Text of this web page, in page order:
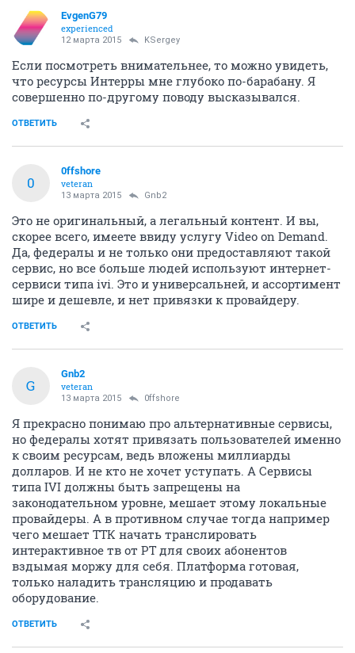
EvgenG79
experienced
12 марта 2015 KSergey
Если посмотреть внимательнее, то можно увидеть,
что ресурсы Интерры мне глубоко по-барабану. Я
совершенно по-другому поводу высказывался.
ОТВЕТИТЬ
0
0ffshore
veteran
13 марта 2015 Gnb2
Это не оригинальный, а легальный контент. И вы,
скорее всего, имеете ввиду услугу Video on Demand.
Да, федералы и не только они предоставляют такой
сервис, но все больше людей используют интернет-
сервиси типа ivi. Это и универсальней, и ассортимент
шире и дешевле, и нет привязки к провайдеру.
ОТВЕТИТЬ
G
Gnb2
veteran
13 марта 2015 0ffshore
Я прекрасно понимаю про альтернативные сервисы,
но федералы хотят привязать пользователей именно
к своим ресурсам, ведь вложены миллиарды
долларов. И не кто не хочет уступать. А Сервисы
типа IVI должны быть запрещены на
законодательном уровне, мешает этому локальные
провайдеры. А в противном случае тогда например
чего мешает ТТК начать транслировать
интерактивное тв от РТ для своих абонентов
вздымая моржу для себя. Платформа готовая,
только наладить трансляцию и продавать
оборудование.
ОТВЕТИТЬ